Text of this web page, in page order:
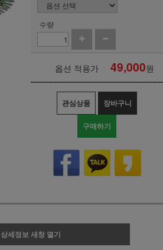
수량
옵션 적용가 49,000원
관심상품 장바구니
구매하기
상세정보 새창 열기